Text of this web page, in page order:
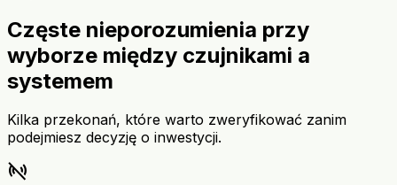
Częste nieporozumienia przy
wyborze między czujnikami a
systemem
Kilka przekonań, które warto zweryfikować zanim
podejmiesz decyzję o inwestycji.
sensors_off